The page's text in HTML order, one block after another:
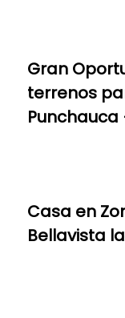
Gran
terrenos
Casa en
Bellavista